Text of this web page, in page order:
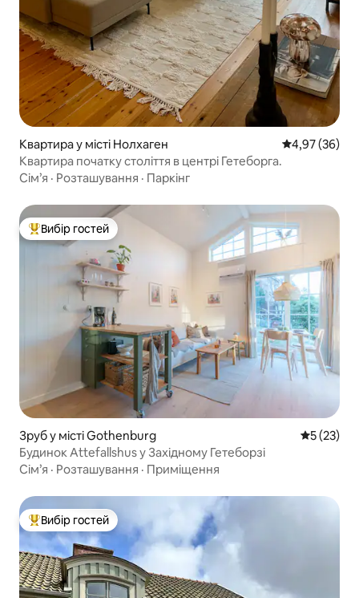
Квартира у місті Нолхаген Середня
4,97 (36)
Квартира початку століття в центрі Гетеборга.
Сім’я · Розташування · Паркінг
Топ вибір гостей
Вибір гостей
Зруб у місті Gothenburg Середня
5 (23)
Будинок Attefallshus у Західному Гетеборзі
Сім’я · Розташування · Приміщення
Топ вибір гостей
Вибір гостей